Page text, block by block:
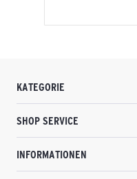
KATEGORIE
SHOP SERVICE
INFORMATIONEN